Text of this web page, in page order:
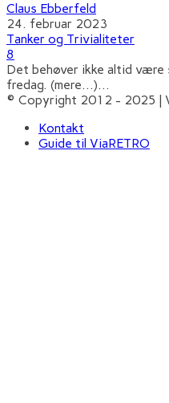
Claus Ebberfeld
24. februar 2023
Tanker og Trivialiteter
8
Det behøver ikke altid
fredag. (mere…)...
© Copyright 2012 - 2025 |
Kontakt
Guide til ViaRETRO